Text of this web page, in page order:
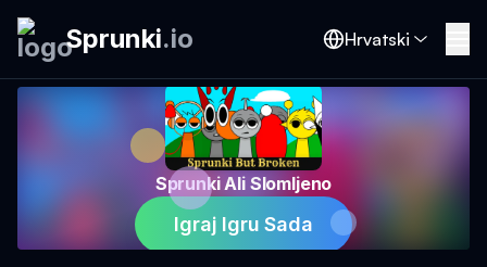
Sprunki.io Hrvatski
Sprunki Ali Slomljeno
Igraj Igru Sada